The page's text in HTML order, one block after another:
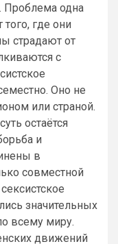
Проблема одна
где они
страдают от
с
Оно не
или страной.
остаётся
и
в
совместной
значительных
всему миру.
движений